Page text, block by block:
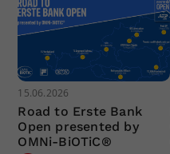
15.06.2026
Road to Erste Bank
Open presented by
OMNi-BiOTiC®